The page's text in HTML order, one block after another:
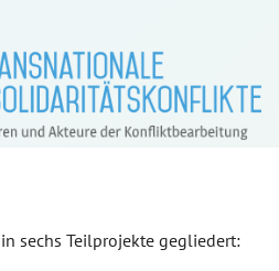
sechs Teilprojekte gegliedert: